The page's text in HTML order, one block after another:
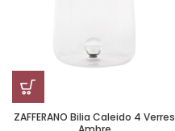
ZAFFERANO Bilia Caleido 4 Verres